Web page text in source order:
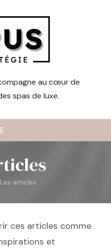
au cœur de
spas de luxe.
Les articles
ces articles comme
et